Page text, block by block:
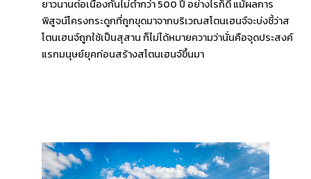
ยาวนานต่อเนื่องกันไม่ต่ำกว่า 500 ปี อย่างไรก็ดี แม้ผลการ
พิสูจน์โครงกระดูกที่ถูกขุดมาจากบริเวณสโตนเฮนจ์จะบ่งชี้ว่าส
โตนเฮนจ์ถูกใช้เป็นสุสาน ก็ไม่ได้หมายความว่านั่นคือจุดประสงค์
แรกมนุษย์ยุคก่อนสร้างสโตนเฮนจ์ขึ้นมา